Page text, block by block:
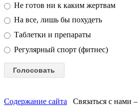
Не готов ни к каким жертвам
На все, лишь бы похудеть
Таблетки и препараты
Регулярный спорт (фитнес)
Содержание сайта Связаться с нами –